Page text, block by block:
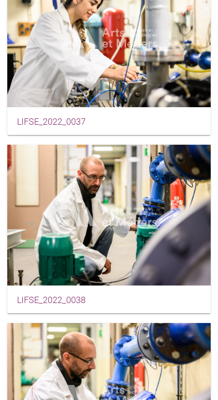
LIFSE_2022_0037
LIFSE_2022_0038